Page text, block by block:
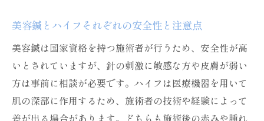
美容鍼とハイフそれぞれの安全性と注意点
美容鍼は国家資格を持つ施術者が行うため、安全性が高
いとされていますが、針の刺激に敏感な方や皮膚が弱い
方は事前に相談が必要です。ハイフは医療機器を用いて
肌の深部に作用するため、施術者の技術や経験によって
差が出る場合があります。どちらも施術後の赤みや腫れ